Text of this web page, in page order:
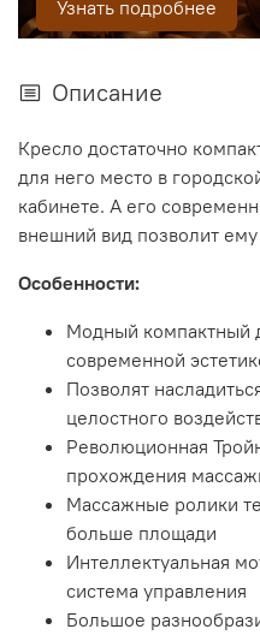
Узнать подробнее
Описание
Кресло достаточно
для него место в
кабинете. А его
внешний вид позволит
Особенности:
Модный компактный
современной
Позволят
целостного
Революционная
прохождения
Массажные ролики
больше площади
Интеллектуальная
система управления
Большое